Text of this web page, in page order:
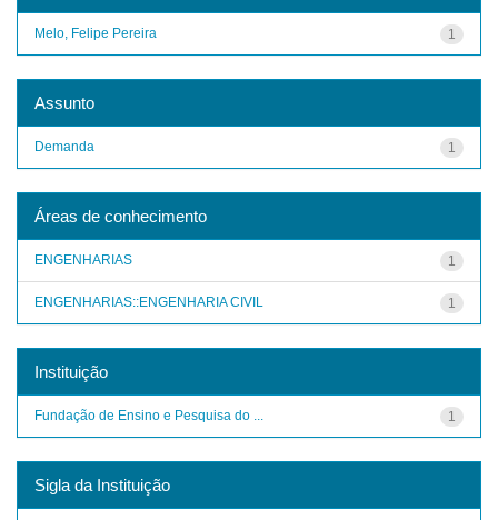
1
Melo, Felipe Pereira
Assunto
1
Demanda
Áreas de conhecimento
1
ENGENHARIAS
1
ENGENHARIAS::ENGENHARIA CIVIL
Instituição
1
Fundação de Ensino e Pesquisa do ...
Sigla da Instituição